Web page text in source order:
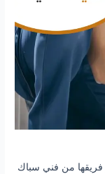
فريقها من فني سباك